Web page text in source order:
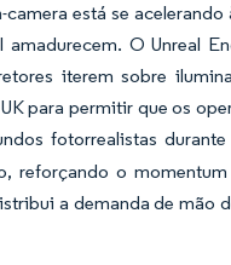
está se
O Unreal
iterem sobre
para permitir que os
fotorrealistas
reforçando o
a demanda de mão